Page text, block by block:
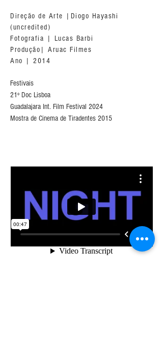
Direção de Arte |Diogo Hayashi
(uncredited)
Fotografia | Lucas Barbi
Produção| Aruac Filmes
Ano | 2014
Festivais
21º Doc Lisboa
Guadalajara Int. Film Festival 2024
Mostra de Cinema de Tiradentes 2015